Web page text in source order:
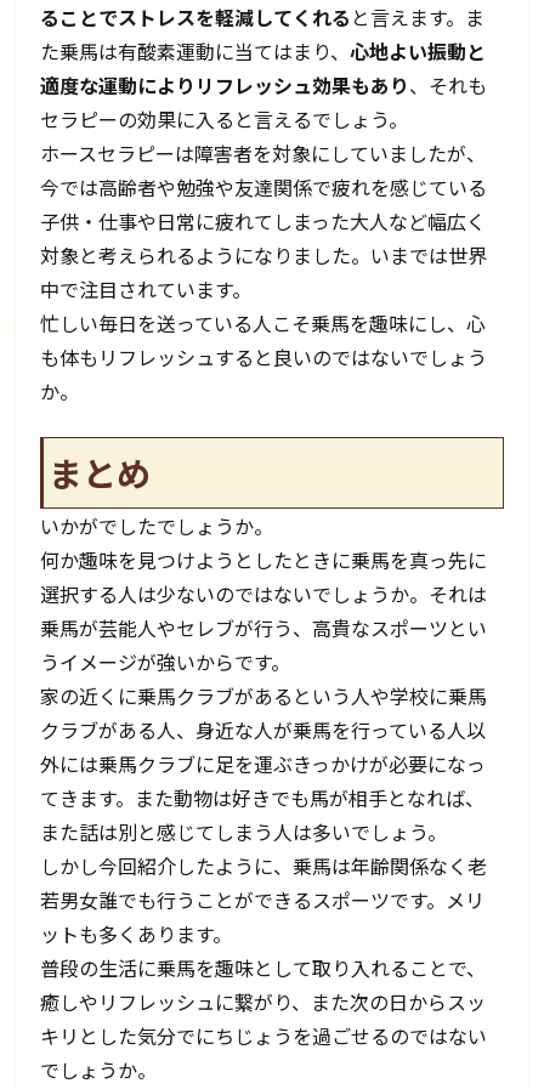
ることでストレスを軽減してくれる と言えます。ま
た乗馬は有酸素運動に当てはまり、心地よい振動と
適度な運動によりリフレッシュ効果もあり、それも
セラピーの効果に入ると言えるでしょう。
ホースセラピーは障害者を対象にしていましたが、
今では高齢者や勉強や友達関係で疲れを感じている
子供・仕事や日常に疲れてしまった大人など幅広く
対象と考えられるようになりました。いまでは世界
中で注目されています。
忙しい毎日を送っている人こそ乗馬を趣味にし、心
も体もリフレッシュすると良いのではないでしょう
か。
まとめ
いかがでしたでしょうか。
何か趣味を見つけようとしたときに乗馬を真っ先に
選択する人は少ないのではないでしょうか。それは
乗馬が芸能人やセレブが行う、高貴なスポーツとい
うイメージが強いからです。
家の近くに乗馬クラブがあるという人や学校に乗馬
クラブがある人、身近な人が乗馬を行っている人以
外には乗馬クラブに足を運ぶきっかけが必要になっ
てきます。また動物は好きでも馬が相手となれば、
また話は別と感じてしまう人は多いでしょう。
しかし今回紹介したように、乗馬は年齢関係なく老
若男女誰でも行うことができるスポーツです。メリ
ットも多くあります。
普段の生活に乗馬を趣味として取り入れることで、
癒しやリフレッシュに繋がり、また次の日からスッ
キリとした気分でにちじょうを過ごせるのではない
でしょうか。